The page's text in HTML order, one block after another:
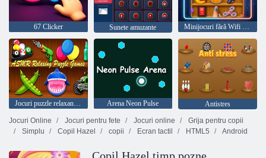
67 Clicker Sunete amuzante Minijocuri fără Wifi 2025
Arena Neon Pulse
Antistres
Jocuri Online
Jocuri pentru fete Jocuri online
Grija pentru copii
Simplu
Copil Hazel copii Ecran tactil HTML5 Android